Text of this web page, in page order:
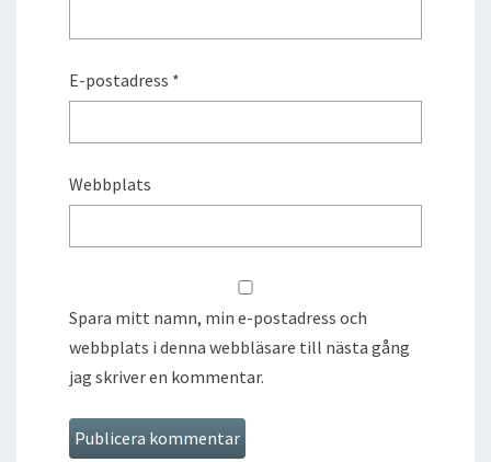
E-postadress *
Webbplats
Spara mitt namn, min e-postadress och
webbplats i denna webbläsare till nästa gång
jag skriver en kommentar.